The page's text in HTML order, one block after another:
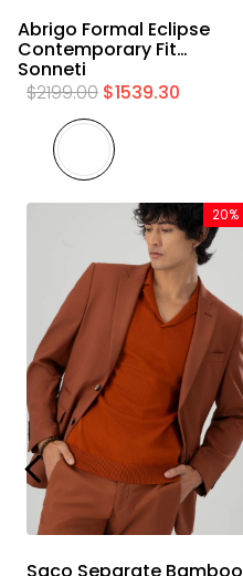
Abrigo Formal Eclipse
Contemporary Fit
Sonneti
$2199.00 $1539.30
20%